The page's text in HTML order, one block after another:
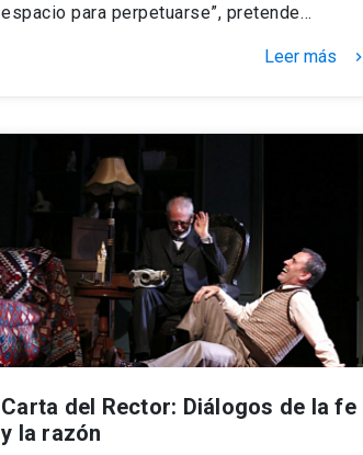
espacio para perpetuarse”, pretende…
Leer más keyboard_arrow_right
Carta del Rector: Diálogos de la fe
y la razón